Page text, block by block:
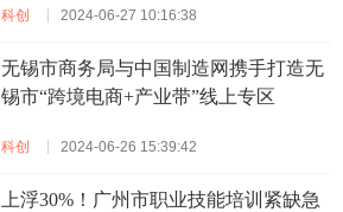
科创 2024-06-27 10:16:38
无锡市商务局与中国制造网携手打造无
锡市“跨境电商+产业带”线上专区
科创 2024-06-26 15:39:42
上浮30%！广州市职业技能培训紧缺急